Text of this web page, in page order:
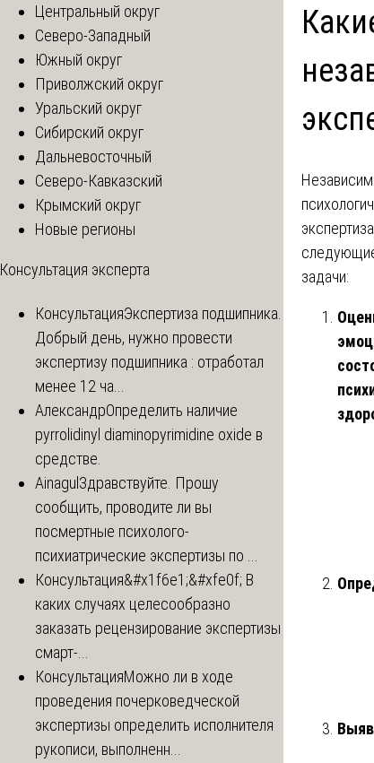
задачи:
Центральный округ
Северо-Западный
Южный округ
Приволжский округ
Уральский округ
Сибирский округ
Дальневосточный
Северо-Кавказский
Крымский округ
Новые регионы
Консультация эксперта
КонсультацияЭкспертиза подшипника.
Добрый день, нужно провести
экспертизу подшипника : отработал
менее 12 ча...
АлександрОпределить наличие
pyrrolidinyl diaminopyrimidine oxide в
средстве.
Ainagul Здравствуйте. Прошу
сообщить, проводите ли вы
посмертные психолого-
психиатрические экспертизы по ...
Консультация&#x1f6e1;&#xfe0f; В
каких случаях целесообразно
заказать рецензирование экспертизы
смарт-...
КонсультацияМожно ли в ходе
проведения почерковедческой
экспертизы определить исполнителя
рукописи, выполненн...